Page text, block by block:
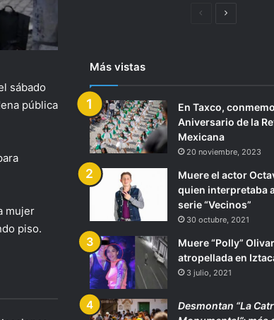
sábado
pública
mujer
piso.
PáginaSiguiente
Más vistas
En Taxco,
Aniversario de la
Mexicana
20 noviembre, 2023
Muere el actor
quien interpretaba
serie “Vecinos”
30 octubre, 2021
Muere “Polly”
atropellada en
3 julio, 2021
Desmontan “La